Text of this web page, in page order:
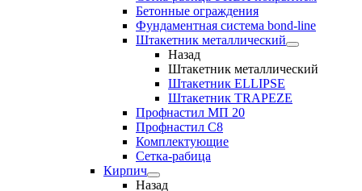
Бетонные ограждения
Фундаментная система bond-line
Штакетник металлический
Назад
Штакетник металлический
Штакетник ELLIPSE
Штакетник TRAPEZE
Профнастил МП 20
Профнастил С8
Комплектующие
Сетка-рабица
Кирпич
Назад